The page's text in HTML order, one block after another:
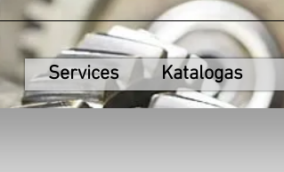
Services Katalogas